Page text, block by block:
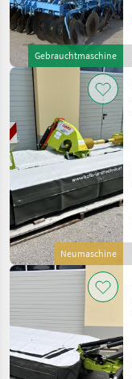
Gebrauchtmaschine
Neumaschine